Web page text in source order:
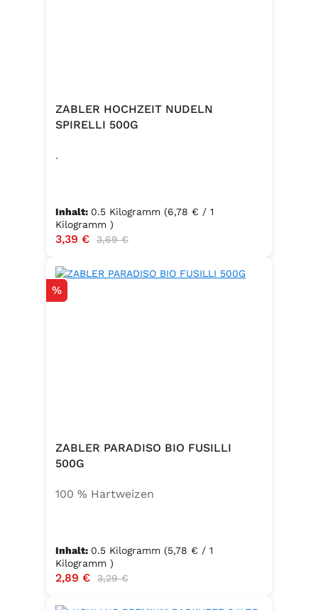
ZABLER HOCHZEIT NUDELN
SPIRELLI 500G
.
Inhalt: 0.5 Kilogramm (6,78 € / 1
Kilogramm )
Verkaufspreis:
3,39 € Regulärer Preis:
3,69 €
Rabatt
%
ZABLER PARADISO BIO FUSILLI
500G
100 % Hartweizen
Inhalt: 0.5 Kilogramm (5,78 € / 1
Kilogramm )
Verkaufspreis:
2,89 € Regulärer Preis:
3,29 €